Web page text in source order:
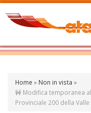
Home » Non in vista »
🚧 Modifica temporanea
Provinciale 200 della